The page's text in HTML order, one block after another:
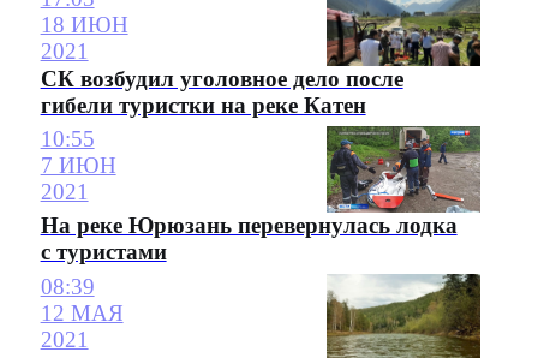
18 ИЮН
2021
СК возбудил уголовное дело после
гибели туристки на реке Катен
10:55
7 ИЮН
2021
На реке Юрюзань перевернулась лодка
с туристами
08:39
12 МАЯ
2021